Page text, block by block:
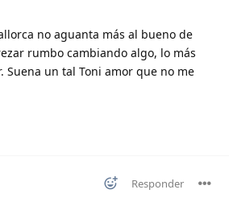
no aguanta más al bueno de
rumbo cambiando algo, lo más
Suena un tal Toni amor que no me
Responder